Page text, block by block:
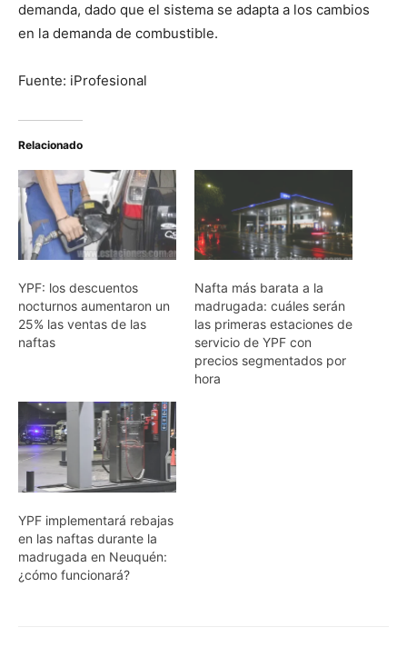
demanda, dado que el sistema se adapta a los cambios
en la demanda de combustible.
Fuente: iProfesional
Relacionado
YPF: los descuentos
nocturnos aumentaron un
25% las ventas de las
naftas
Nafta más barata a la
madrugada: cuáles serán
las primeras estaciones de
servicio de YPF con
precios segmentados por
hora
YPF implementará rebajas
en las naftas durante la
madrugada en Neuquén:
¿cómo funcionará?